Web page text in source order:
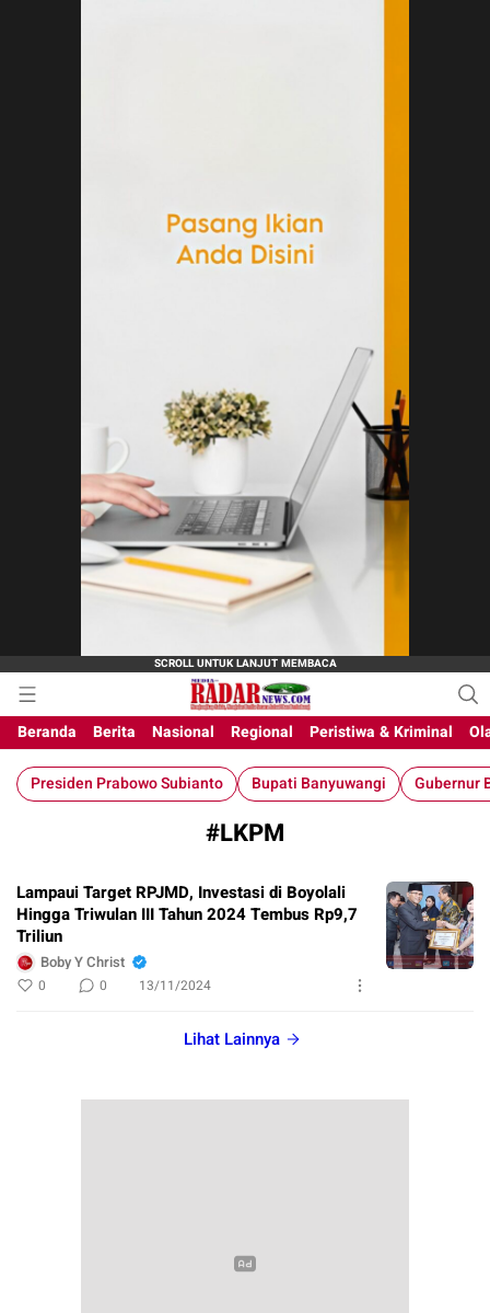
M-Radar News
media online
Beranda
Berita Nasional Regional Peristiwa & Kriminal
Presiden Prabowo Subianto Bupati Banyuwangi Gubernur
#LKPM
Lampaui Target RPJMD, Investasi di Boyolali
Hingga Triwulan III Tahun 2024 Tembus Rp9,7
Triliun
Boby Y Christ
0 0 13/11/2024
Lihat Lainnya